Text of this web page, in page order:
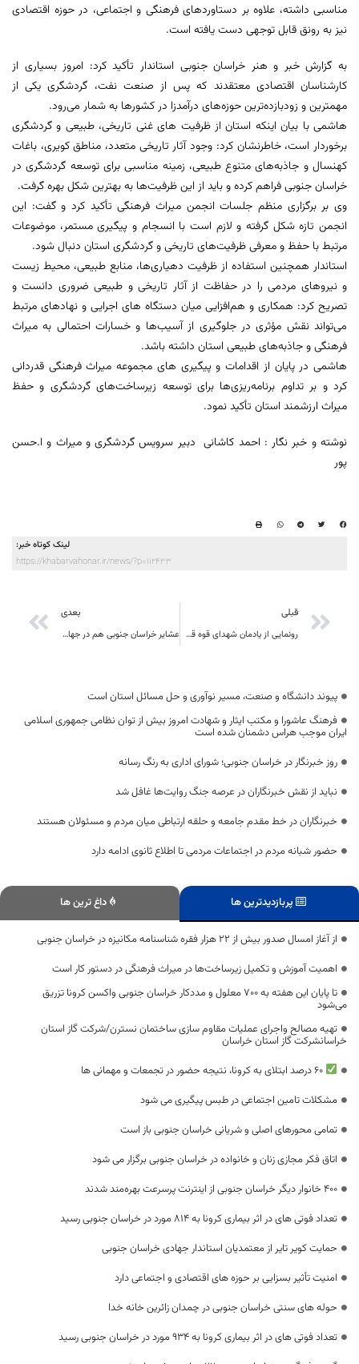
مناسبی داشته، علاوه بر دستاوردهای فرهنگی و اجتماعی، در حوزه اقتصادی
نیز به رونق قابل توجهی دست یافته است.
به گزارش خبر و هنر خراسان جنوبی استاندار تأکید کرد: امروز بسیاری از
کارشناسان اقتصادی معتقدند که پس از صنعت نفت، گردشگری یکی از
مهمترین و زودبازده‌ترین حوزه‌های درآمدزا در کشورها به شمار می‌رود.
هاشمی با بیان اینکه استان از ظرفیت‌ های غنی تاریخی، طبیعی و گردشگری
برخوردار است، خاطرنشان کرد: وجود آثار تاریخی متعدد، مناطق کویری، باغات
کهنسال و جاذبه‌های متنوع طبیعی، زمینه مناسبی برای توسعه گردشگری در
خراسان جنوبی فراهم کرده و باید از این ظرفیت‌ها به بهترین شکل بهره گرفت.
وی بر برگزاری منظم جلسات انجمن میراث فرهنگی تأکید کرد و گفت: این
انجمن تازه شکل گرفته و لازم است با انسجام و پیگیری مستمر، موضوعات
مرتبط با حفظ و معرفی ظرفیت‌های تاریخی و گردشگری استان دنبال شود.
استاندار همچنین استفاده از ظرفیت دهیاری‌ها، منابع طبیعی، محیط زیست
و نیروهای مردمی را در حفاظت از آثار تاریخی و طبیعی ضروری دانست و
تصریح کرد: همکاری و هم‌افزایی میان دستگاه‌ های اجرایی و نهادهای مرتبط
می‌تواند نقش مؤثری در جلوگیری از آسیب‌ها و خسارات احتمالی به میراث
فرهنگی و جاذبه‌های طبیعی استان داشته باشد.
هاشمی در پایان از اقدامات و پیگیری‌ های مجموعه میراث فرهنگی قدردانی
کرد و بر تداوم برنامه‌ریزی‌ها برای توسعه زیرساخت‌های گردشگری و حفظ
میراث ارزشمند استان تأکید نمود.
نوشته و خبر نگار : احمد کاشانی دبیر سرویس گردشگری و میراث و ا.حسن
پور
لینک کوتاه خبر:
https://khabarvahonar.ir/news/?p=112433
قبلی
رونمایی از یادمان شهدای قوه قضاییه در بیرجند
بعدی
عشایر خراسان جنوبی هم در جهاد اقتصادی دوران تحریم و هم در شرایط جنگ تحمیلی پای کار بودند
پیوند دانشگاه و صنعت، مسیر نوآوری و حل مسائل استان است
فرهنگ عاشورا و مکتب ایثار و شهادت امروز بیش از توان نظامی جمهوری اسلامی
ایران موجب هراس دشمنان شده است
روز خبرنگار در خراسان جنوبی؛ شورای اداری به رنگ رسانه
نباید از نقش خبرنگاران در عرصه جنگ روایت‌ها غافل شد
خبرنگاران در خط مقدم جامعه و حلقه ارتباطی میان مردم و مسئولان هستند
حضور شبانه مردم در اجتماعات مردمی تا اطلاع ثانوی ادامه دارد
پربازدیدترین ها داغ ترین ها
از آغاز امسال صدور بیش از ۲۲ هزار فقره شناسنامه مکانیزه در خراسان جنوبی
اهمیت آموزش و تکمیل زیرساخت‌ها در میراث فرهنگی در دستور کار است
تا پایان این هفته به ۷۰۰ معلول و مددکار خراسان جنوبی واکسن کرونا تزریق
می‌شود
تهیه مصالح واجرای عملیات مقاوم سازی ساختمان نسترن/شرکت گاز استان
خراسانشرکت گاز استان خراسان
مشکلات تامین اجتماعی در طبس پیگیری می شود
تمامی محورهای اصلی و شریانی خراسان جنوبی باز است
اتاق فکر مجازی زنان و خانواده در خراسان جنوبی برگزار می شود
۴۰۰ خانوار دیگر خراسان جنوبی از اینترنت پرسرعت بهره‌مند شدند
تعداد فوتی های در اثر بیماری کرونا به 814 مورد در خراسان جنوبی رسید
حمایت کویر تایر از معتمدیان استاندار جهادی خراسان جنوبی
امنیت تأثیر بسزایی بر حوزه های اقتصادی و اجتماعی دارد
حوله های سنتی خراسان جنوبی در چمدان زائرین خانه خدا
تعداد فوتی های در اثر بیماری کرونا به 934 مورد در خراسان جنوبی رسید